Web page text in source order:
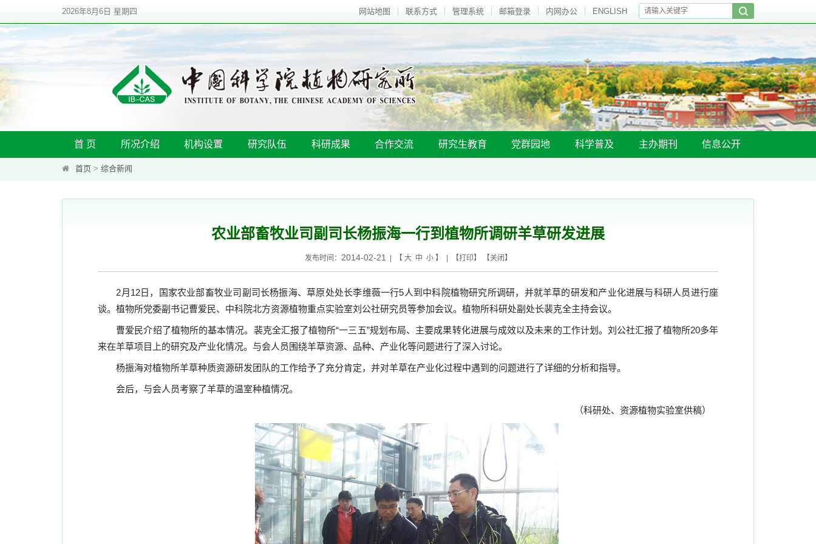
2026年8月6日 星期四 网站地图 联系方式 管理系统 邮箱登录 内网办公 ENGLISH
首 页 所况介绍 机构设置 研究队伍 科研成果 合作交流 研究生教育 党群园地 科学普及 主办期刊 信息公开
首页 > 综合新闻
农业部畜牧业司副司长杨振海一行到植物所调研羊草研发进展
发布时间： 2014-02-21 | 【 大 中 小】 | 【打印】 【关闭 】
2月 12日，国家农业部畜牧业司副司长杨振海、草原处处长李维薇一行5人到中科院植物研究所调研，并就羊草的研发和产业化进展与科研人员进行座
谈。植物所党委副书记曹爱民、中科院北方资源植物重点实验室刘公社研究员等参加会议。植物所科研处副处长裴克全主持会议。
曹爱民介绍了植物所的基本情况。裴克全汇报了植物所“一三五”规划布局、主要成果转化进展与成效以及未来的工作计划。刘公社汇报了植物所20多年
来在羊草项目上的研究及产业化情况。与会人员围绕羊草资源、品种、产业化等问题进行了深入讨论。
杨振海对植物所羊草种质资源研发团队的工作给予了充分肯定，并对羊草在产业化过程中遇到的问题进行了详细的分析和指导。
会后，与会人员考察了羊草的温室种植情况。
（科研处、资源植物实验室供稿）